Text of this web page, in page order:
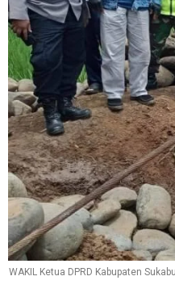
WAKIL Ketua DPRD Kabupaten